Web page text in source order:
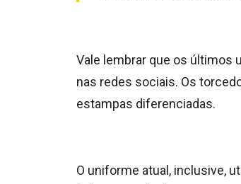
Vale lembrar que os últimos
nas redes sociais. Os
estampas diferenciadas.
O uniforme atual, inclusive,